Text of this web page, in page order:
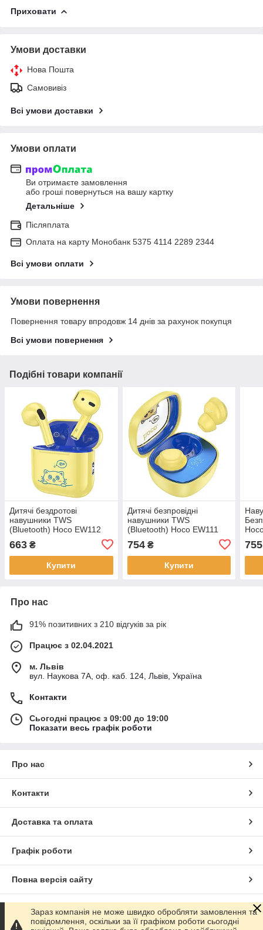
Приховати
Умови доставки
Нова Пошта
Самовивіз
Всі умови доставки
Умови оплати
Ви отримаєте замовлення
або гроші повернуться на вашу картку
Детальніше
Післяплата
Оплата на карту Монобанк 5375 4114 2289 2344
Всі умови оплати
Умови повернення
Повернення товару впродовж 14 днів за рахунок покупця
Всі умови повернення
Подібні товари компанії
Дитячі бездротові
навушники TWS
(Bluetooth) Hoco EW112
663 ₴
Купити
Дитячі безпровідні
навушники TWS
(Bluetooth) Hoco EW111
754₴
Купити
755
Про нас
91% позитивних з 210 відгуків за рік
Працює з 02.04.2021
м. Львів
вул. Наукова 7А, оф. каб. 124, Львів, Україна
Контакти
Сьогодні працює з 09:00 до 19:00
Показати весь графік роботи
Про нас
Контакти
Доставка та оплата
Графік роботи
Повна версія сайту
Сайт створено на маркетплейсі Prom.ua
Зараз компанія не може швидко обробляти замовлення та
повідомлення, оскільки за її графіком роботи сьогодні